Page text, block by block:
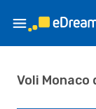
Voli Monaco